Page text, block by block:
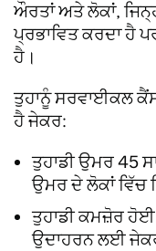
ਔਰਤਾਂ ਅਤੇ ਲੋਕਾਂ,
ਪ੍ਰਭਾਵਿਤ ਕਰਦਾ ਹੈ
ਹੈ।
ਤੁਹਾਨੂੰ ਸਰਵਾਈਕਲ
ਹੈ ਜੇਕਰ:
ਤੁਹਾਡੀ ਉਮਰ 45
ਉਮਰ ਦੇ ਲੋਕਾਂ
ਤੁਹਾਡੀ ਕਮਜ਼ੋਰ
ਉਦਾਹਰਨ ਲਈ